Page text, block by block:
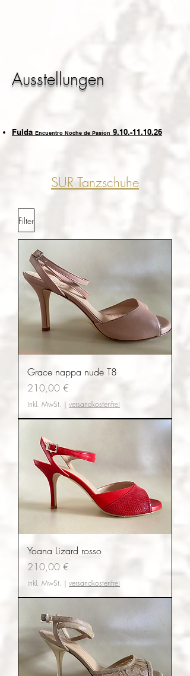
Ausstellungen
Fulda Encuentro Noche de Pasion 9.10.-11.10.26
SUR Tanzschuhe
Filter
Grace nappa nude T8
Preis
210,00 €
inkl. MwSt. | versandkostenfrei
Yoana Lizard rosso
Preis
210,00 €
inkl. MwSt. | versandkostenfrei